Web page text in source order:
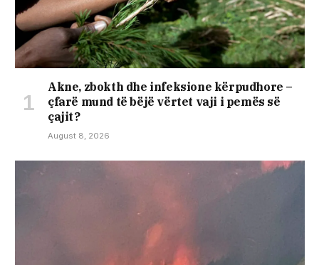
Akne, zbokth dhe infeksione kërpudhore –
çfarë mund të bëjë vërtet vaji i pemës së
çajit?
August 8, 2026